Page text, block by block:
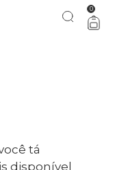
a gente aproveita! 0
tá
disponível